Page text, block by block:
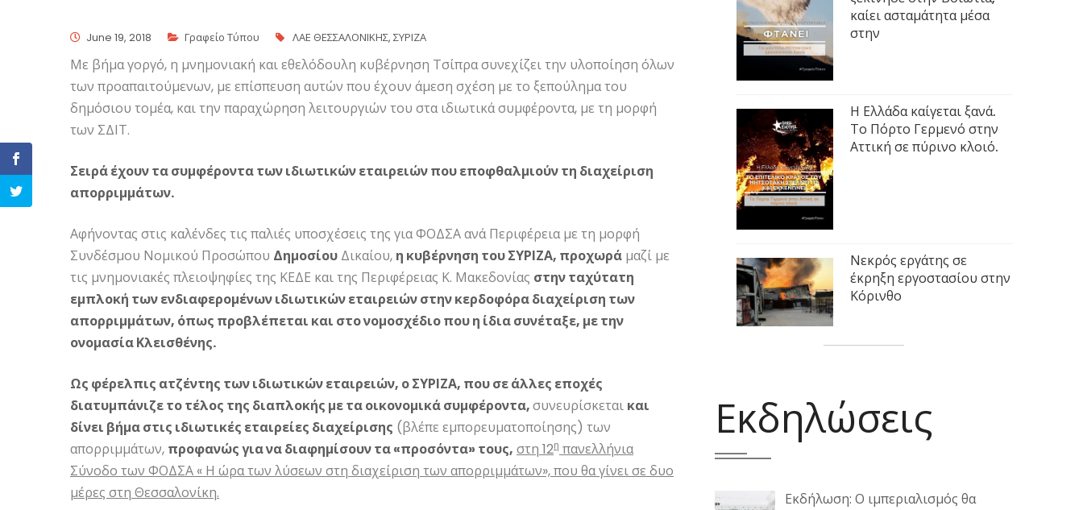
June 19, 2018 Γραφείο Τύπου ΛΑΕ ΘΕΣΣΑΛΟΝΙΚΗΣ, ΣΥΡΙΖΑ
Με βήμα γοργό, η μνημονιακή και εθελόδουλη κυβέρνηση Τσίπρα συνεχίζει την υλοποίηση όλων
των προαπαιτούμενων, με επίσπευση αυτών που έχουν άμεση σχέση με το ξεπούλημα του
δημόσιου τομέα, και την παραχώρηση λειτουργιών του στα ιδιωτικά συμφέροντα, με τη μορφή
των ΣΔΙΤ.
Σειρά έχουν τα συμφέροντα των ιδιωτικών εταιρειών που εποφθαλμιούν τη διαχείριση
απορριμμάτων.
Αφήνοντας στις καλένδες τις παλιές υποσχέσεις της για ΦΟΔΣΑ ανά Περιφέρεια με τη μορφή
Συνδέσμου Νομικού Προσώπου Δημοσίου Δικαίου, η κυβέρνηση του ΣΥΡΙΖΑ, προχωρά μαζί με
τις μνημονιακές πλειοψηφίες της ΚΕΔΕ και της Περιφέρειας Κ. Μακεδονίας στην ταχύτατη
εμπλοκή των ενδιαφερομένων ιδιωτικών εταιρειών στην κερδοφόρα διαχείριση των
απορριμμάτων, όπως προβλέπεται και στο νομοσχέδιο που η ίδια συνέταξε, με την
ονομασία Κλεισθένης.
Ως φέρελπις ατζέντης των ιδιωτικών εταιρειών, ο ΣΥΡΙΖΑ, που σε άλλες εποχές
διατυμπάνιζε το τέλος της διαπλοκής με τα οικονομικά συμφέροντα,συνευρίσκεται και
δίνει βήμα στις ιδιωτικές εταιρείες διαχείρισης (βλέπε εμπορευματοποίησης) των
απορριμμάτων, προφανώς για να διαφημίσουν τα «προσόντα» τους, στη 12η πανελλήνια
Σύνοδο των ΦΟΔΣΑ « Η ώρα των λύσεων στη διαχείριση των απορριμμάτων», που θα γίνει σε δυο
μέρες στη Θεσσαλονίκη.
καίει ασταμάτητα μέσα
στην
Η Ελλάδα καίγεται ξανά.
Το Πόρτο Γερμενό στην
Αττική σε πύρινο κλοιό.
Νεκρός εργάτης σε
έκρηξη εργοστασίου στην
Κόρινθο
Εκδηλώσεις
Εκδήλωση: Ο ιμπεριαλισμός θα